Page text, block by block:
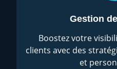
Gestion
Boostez votre
clients avec des
et